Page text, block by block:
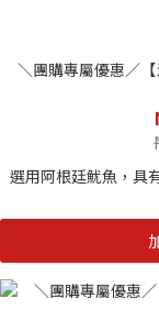
＼團購專屬優惠／
選用阿根廷魷魚，具
還含有DHA、EPA
海自慢自有加工廠水
系統的控管，在生產
理，無添加